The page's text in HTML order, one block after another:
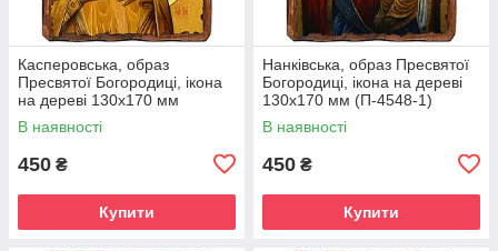
Касперовська, образ
Пресвятої Богородиці, ікона
на дереві 130х170 мм
(П-4543-1)
В наявності
450 ₴
Купити
Нанківська, образ Пресвятої
Богородиці, ікона на дереві
130х170 мм (П-4548-1)
В наявності
450 ₴
Купити